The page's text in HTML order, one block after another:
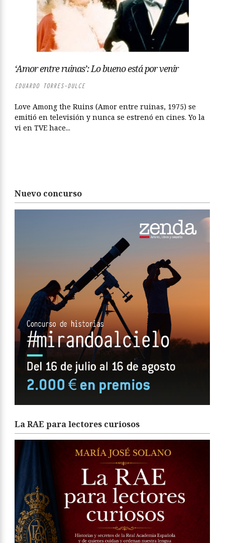
‘Amor entre ruinas’: Lo bueno está por venir
EDUARDO TORRES-DULCE
Love Among the Ruins (Amor entre ruinas, 1975) se
emitió en televisión y nunca se estrenó en cines. Yo la
vi en TVE hace...
Nuevo concurso
La RAE para lectores curiosos